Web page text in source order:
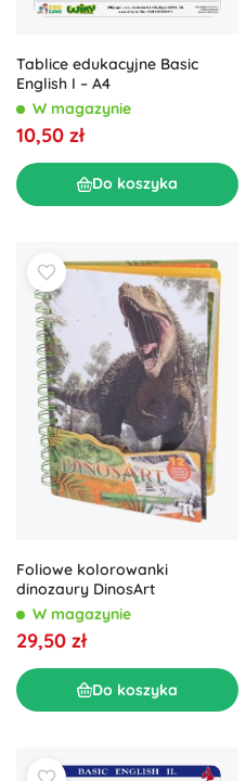
Tablice edukacyjne Basic
English I – A4
W magazynie
10,50 zł
Do koszyka
Foliowe kolorowanki
dinozaury DinosArt
W magazynie
29,50 zł
Do koszyka